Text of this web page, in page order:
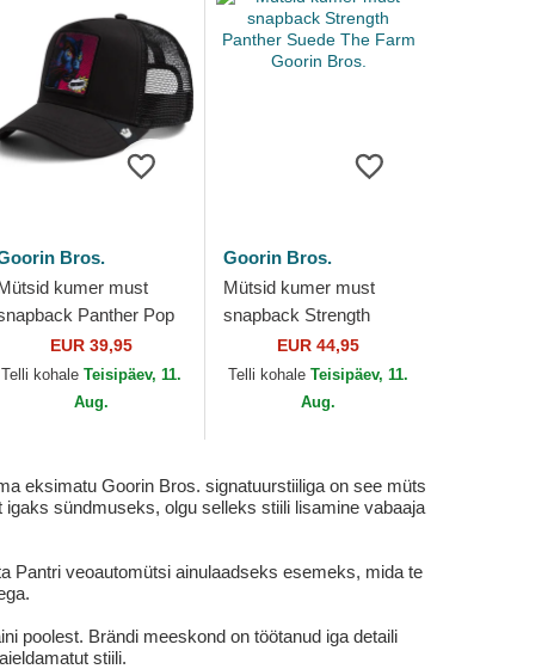
Bros.
kumer must
Panther Pop
Art 2 The Farm Goorin
Bros.
EUR 39,95
Telli kohale Teisipäev, 11.
Aug.
Goorin Bros.
Mütsid kumer must
snapback Strength
Panther Suede The
Farm Goorin Bros.
EUR 44,95
Telli kohaleTeisipäev, 11.
Aug.
eksimatu Goorin Bros. signatuurstiiliga on see müts
sündmuseks, olgu selleks stiili lisamine vabaaja
Pantri veoautomütsi ainulaadseks esemeks, mida te
poolest. Brändi meeskond on töötanud iga detaili
stiili.